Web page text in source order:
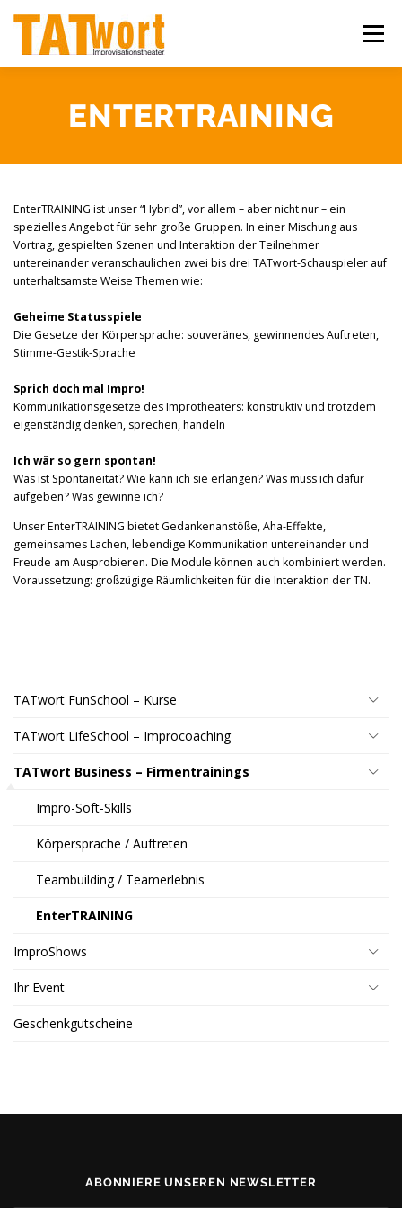
Inhalt
springen
Menü
ÜBER UNS WORKSHOPS IMPROSHOWS
IHR EVENT KONTAKT
ENTERTRAINING
EnterTRAINING ist unser “Hybrid”, vor allem – aber nicht nur – ein
spezielles Angebot für sehr große Gruppen. In einer Mischung aus
Vortrag, gespielten Szenen und Interaktion der Teilnehmer
untereinander veranschaulichen zwei bis drei TATwort-Schauspieler auf
unterhaltsamste Weise Themen wie:
Geheime Statusspiele
Die Gesetze der Körpersprache: souveränes, gewinnendes Auftreten,
Stimme-Gestik-Sprache
Sprich doch mal Impro!
Kommunikationsgesetze des Improtheaters: konstruktiv und trotzdem
eigenständig denken, sprechen, handeln
Ich wär so gern spontan!
Was ist Spontaneität? Wie kann ich sie erlangen? Was muss ich dafür
aufgeben? Was gewinne ich?
Unser EnterTRAINING bietet Gedankenanstöße, Aha-Effekte,
gemeinsames Lachen, lebendige Kommunikation untereinander und
Freude am Ausprobieren. Die Module können auch kombiniert werden.
Voraussetzung: großzügige Räumlichkeiten für die Interaktion der TN.
TATwort FunSchool – Kurse
TATwort LifeSchool – Improcoaching
TATwort Business – Firmentrainings
Impro-Soft-Skills
Körpersprache / Auftreten
Teambuilding / Teamerlebnis
EnterTRAINING
ImproShows
Ihr Event
Geschenkgutscheine
ABONNIERE UNSEREN NEWSLETTER